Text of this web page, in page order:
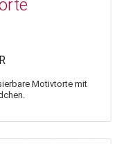
Motivtorte mit